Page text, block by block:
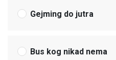
Gejming do jutra
Bus kog nikad nema